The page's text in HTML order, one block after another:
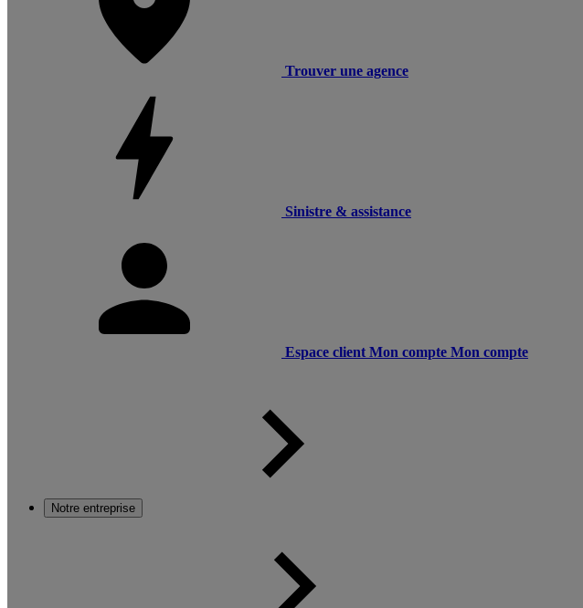
Trouver une agence
Sinistre & assistance
Espace client Mon compte Mon compte
Notre entreprise